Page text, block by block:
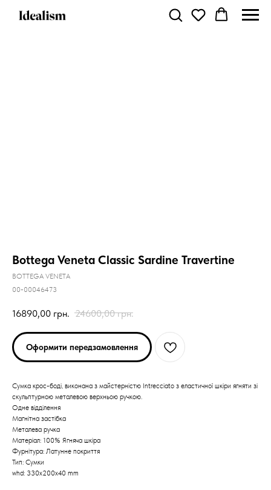
Bottega Veneta Classic Sardine Travertine
BOTTEGA VENETA
00-00046473
16890,00 грн. 24600,00 грн.
Оформити передзамовлення
Cумка крос-боді, виконана з майстерністю Intrecciato з еластичної шкіри ягняти зі
скульптурною металевою верхньою ручкою.
Одне відділення
Магнітна застібка
Металева ручка
Матеріал: 100% Ягняча шкіра
Фурнітура: Латунне покриття
Тип: Сумки
whd: 330x200x40 mm